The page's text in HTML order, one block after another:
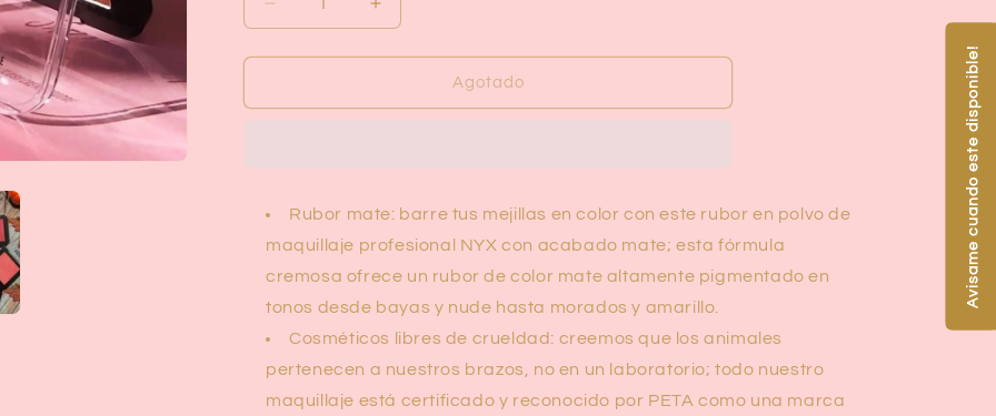
Reducir
cantidad
para
Powder
-
Nyx
Aumentar
cantidad
para
Powder
-
Nyx
Agotado
Rubor mate: barre tus mejillas en color con este rubor en polvo de
maquillaje profesional NYX con acabado mate; esta fórmula
cremosa ofrece un rubor de color mate altamente pigmentado en
tonos desde bayas y nude hasta morados y amarillo.
Cosméticos libres de crueldad: creemos que los animales
pertenecen a nuestros brazos, no en un laboratorio; todo nuestro
maquillaje está certificado y reconocido por PETA como una marca
Avisame cuando este disponible!